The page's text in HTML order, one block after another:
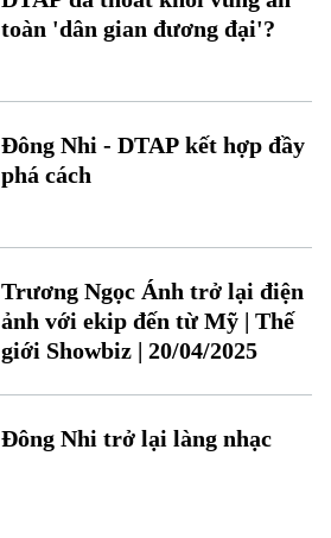
toàn 'dân gian đương đại'?
Đông Nhi - DTAP kết hợp đầy
phá cách
Trương Ngọc Ánh trở lại điện
ảnh với ekip đến từ Mỹ | Thế
giới Showbiz | 20/04/2025
Đông Nhi trở lại làng nhạc